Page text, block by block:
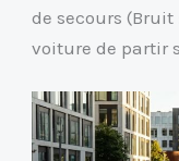
de secours (Bruit
voiture de partir